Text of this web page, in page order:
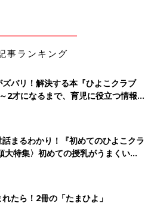
事ランキング
バリ！解決する本『ひよこクラブ
才になるまで、育児に役立つ情報が
まるわかり！『初めてのひよこクラ
大特集〉初めての授乳がうまくい
ミルクの基本と夏のトラブル 解決テ
たら！2冊の「たまひよ」